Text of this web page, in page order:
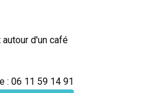
d'un café
: 06 11 59 14 91